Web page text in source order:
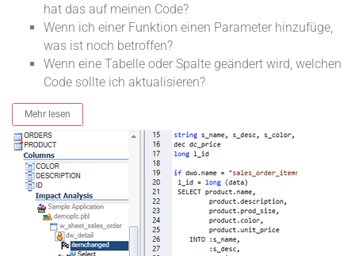
hat das auf meinen Code?
Wenn ich einer Funktion einen Parameter hinzufüge,
was ist noch betroffen?
Wenn eine Tabelle oder Spalte geändert wird, welchen
Code sollte ich aktualisieren?
Mehr lesen